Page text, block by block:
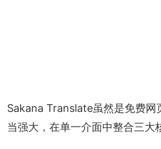
Sakana Translate虽然是免费网
当强大，在单一介面中整合三大